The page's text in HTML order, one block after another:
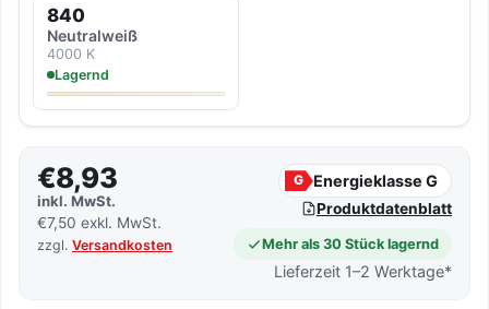
840
Neutralweiß
4000 K
Lagernd
€8,93
inkl. MwSt.
€7,50 exkl. MwSt.
zzgl. Versandkosten
G Energieklasse G
Produktdatenblatt
Mehr als 30 Stück lagernd
Lieferzeit 1–2 Werktage*